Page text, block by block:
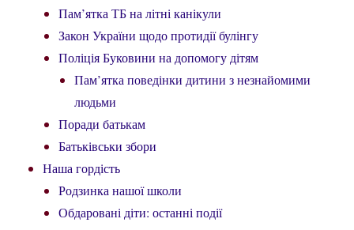
Пам’ятка ТБ на літні канікули
Закон України щодо протидії булінгу
Поліція Буковини на допомогу дітям
Пам’ятка поведінки дитини з незнайомими
людьми
Поради батькам
Батьківськи збори
Наша гордість
Родзинка нашої школи
Обдаровані діти: останні події